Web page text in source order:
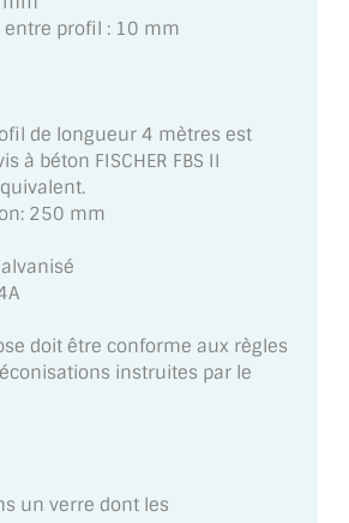
TREMPÉ
VERRE
ATELIER
entre profil : 10 mm
de longueur 4 mètres est
à béton FISCHER FBS II
250 mm
doit être conforme aux règles
instruites par le
un verre dont les